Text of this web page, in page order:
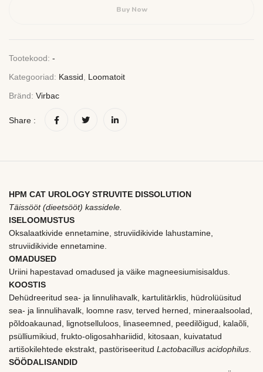
Buy Now
Tootekood: -
Kategooriad: Kassid
Loomatoit
Bränd: Virbac
Share :
HPM CAT UROLOGY STRUVITE DISSOLUTION
Täissööt (dieetsööt) kassidele.
ISELOOMUSTUS
Oksalaatkivide ennetamine, struviidikivide lahustamine,
struviidikivide ennetamine.
OMADUSED
Uriini hapestavad omadused ja väike magneesiumisisaldus.
KOOSTIS
Dehüdreeritud sea- ja linnulihavalk, kartulitärklis, hüdrolüüsitud
sea- ja linnulihavalk, loomne rasv, terved herned, mineraalsoolad,
põldoakaunad, lignotselluloos, linaseemned, peedilõigud, kalaõli,
psülliumikiud, frukto-oligosahhariidid, kitosaan, kuivatatud
artišokilehtede ekstrakt, pastöriseeritud Lactobacillus acidophilus
SÖÖDALISANDID